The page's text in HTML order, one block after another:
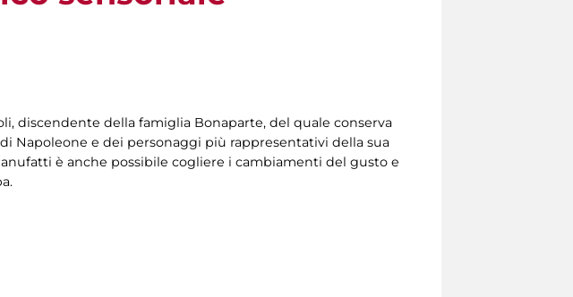
discendente della famiglia Bonaparte, del quale conserva
Napoleone e dei personaggi più rappresentativi della sua
è anche possibile cogliere i cambiamenti del gusto e